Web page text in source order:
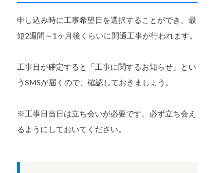
申し込み時に工事希望日を選択することができ、最
短2週間～1ヶ月後くらいに開通工事が行われます。
工事日が確定すると「工事に関するお知らせ」とい
うSMSが届くので、確認しておきましょう。
※工事日当日は立ち会いが必要です。必ず立ち会え
るようにしておいてください。